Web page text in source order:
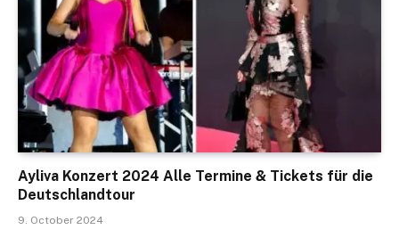
Ayliva Konzert 2024 Alle Termine & Tickets für die
Deutschlandtour
9. October 2024